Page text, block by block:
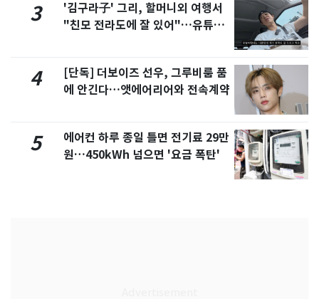
3
'김구라子' 그리, 할머니외 여행서
"친모 전라도에 잘 있어"…유튜브
4
[단독] 더보이즈 선우, 그루비룸 품
에 안긴다…앳에어리어와 전속계약
5
에어컨 하루 종일 틀면 전기료 29만
원…450kWh 넘으면 '요금 폭탄'